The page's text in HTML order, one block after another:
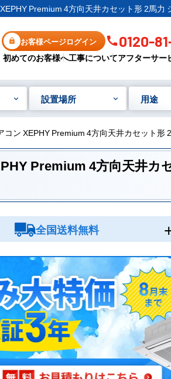
Premium 4方向天井カセット形 2馬
お客様ページログイン 0120-
初めてのお客様へ工事についてアフターサー
設置場所 用途
ン XEPHY Premium 4方向天井カセット
Premium 4方向天井カ
全国送料無料